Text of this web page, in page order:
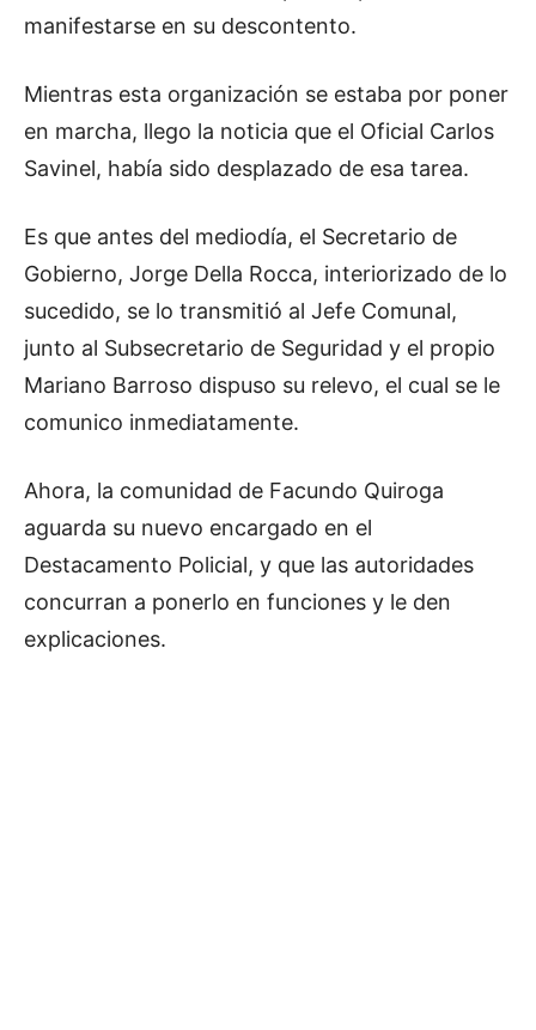
manifestarse en su descontento.
Mientras esta organización se estaba por poner
en marcha, llego la noticia que el Oficial Carlos
Savinel, había sido desplazado de esa tarea.
Es que antes del mediodía, el Secretario de
Gobierno, Jorge Della Rocca, interiorizado de lo
sucedido, se lo transmitió al Jefe Comunal,
junto al Subsecretario de Seguridad y el propio
Mariano Barroso dispuso su relevo, el cual se le
comunico inmediatamente.
Ahora, la comunidad de Facundo Quiroga
aguarda su nuevo encargado en el
Destacamento Policial, y que las autoridades
concurran a ponerlo en funciones y le den
explicaciones.